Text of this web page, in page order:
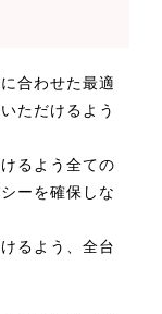
合わせた最適
ただけるよう
るよう全ての
ーを確保しな
るよう、全台